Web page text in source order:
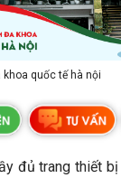
khoa quốc tế hà nội
đủ trang thiết